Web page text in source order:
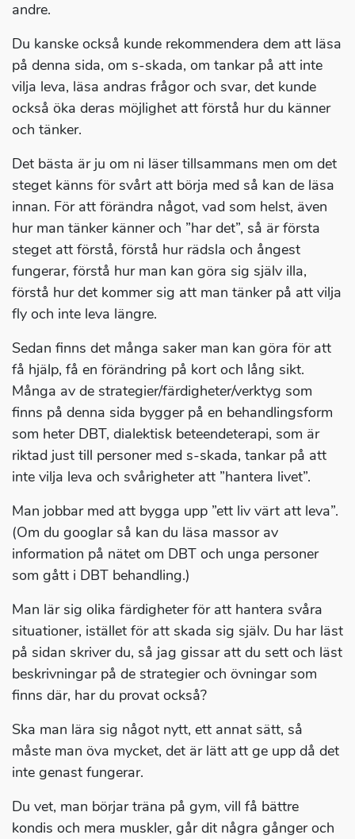
andre.
Du kanske också kunde rekommendera dem att läsa
på denna sida, om s-skada, om tankar på att inte
vilja leva, läsa andras frågor och svar, det kunde
också öka deras möjlighet att förstå hur du känner
och tänker.
Det bästa är ju om ni läser tillsammans men om det
steget känns för svårt att börja med så kan de läsa
innan. För att förändra något, vad som helst, även
hur man tänker känner och ”har det”, så är första
steget att förstå, förstå hur rädsla och ångest
fungerar, förstå hur man kan göra sig själv illa,
förstå hur det kommer sig att man tänker på att vilja
fly och inte leva längre.
Sedan finns det många saker man kan göra för att
få hjälp, få en förändring på kort och lång sikt.
Många av de strategier/färdigheter/verktyg som
finns på denna sida bygger på en behandlingsform
som heter DBT, dialektisk beteendeterapi, som är
riktad just till personer med s-skada, tankar på att
inte vilja leva och svårigheter att ”hantera livet”.
Man jobbar med att bygga upp ”ett liv värt att leva”.
(Om du googlar så kan du läsa massor av
information på nätet om DBT och unga personer
som gått i DBT behandling.)
Man lär sig olika färdigheter för att hantera svåra
situationer, istället för att skada sig själv. Du har läst
på sidan skriver du, så jag gissar att du sett och läst
beskrivningar på de strategier och övningar som
finns där, har du provat också?
Ska man lära sig något nytt, ett annat sätt, så
måste man öva mycket, det är lätt att ge upp då det
inte genast fungerar.
Du vet, man börjar träna på gym, vill få bättre
kondis och mera muskler, går dit några gånger och